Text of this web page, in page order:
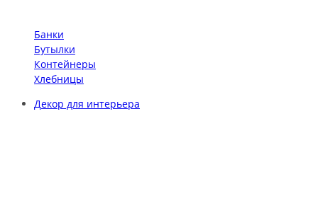
Банки
Бутылки
Контейнеры
Хлебницы
Декор для интерьера